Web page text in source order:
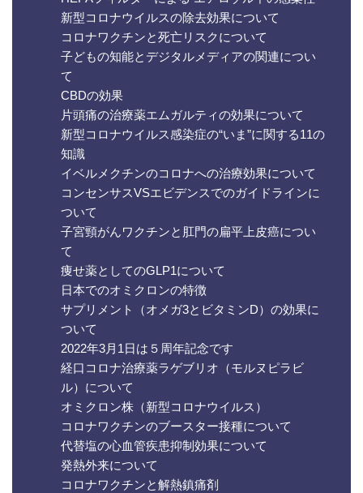
新型コロナウイルスの除去効果について
コロナワクチンと死亡リスクについて
子どもの知能とデジタルメディアの関連につい
て
CBDの効果
片頭痛の治療薬エムガルティの効果について
新型コロナウイルス感染症の“いま”に関する11の
知識
イベルメクチンのコロナへの治療効果について
コンセンサスVSエビデンスでのガイドラインに
ついて
子宮頸がんワクチンと肛門の扁平上皮癌につい
て
痩せ薬としてのGLP1について
日本でのオミクロンの特徴
サプリメント（オメガ3とビタミンD）の効果に
ついて
2022年3月1日は５周年記念です
経口コロナ治療薬ラゲブリオ（モルヌピラビ
ル）について
オミクロン株（新型コロナウイルス）
コロナワクチンのブースター接種について
代替塩の心血管疾患抑制効果について
発熱外来について
コロナワクチンと解熱鎮痛剤